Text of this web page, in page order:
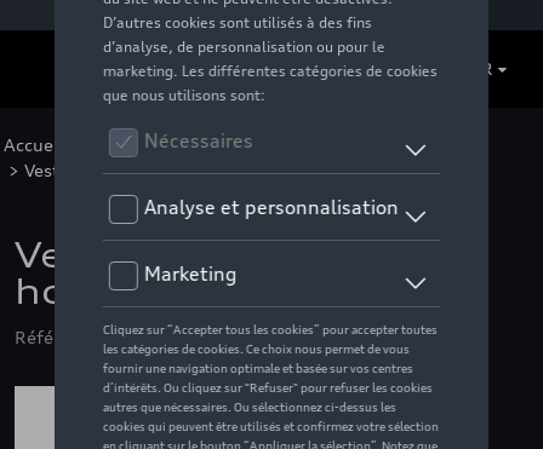
FR
Accueil Pour vous >Business Collection
Vêtements
> Vestes > Détail
Veste en cuir Audi,
homme, noir - L
Référence: ZZQ3132500104